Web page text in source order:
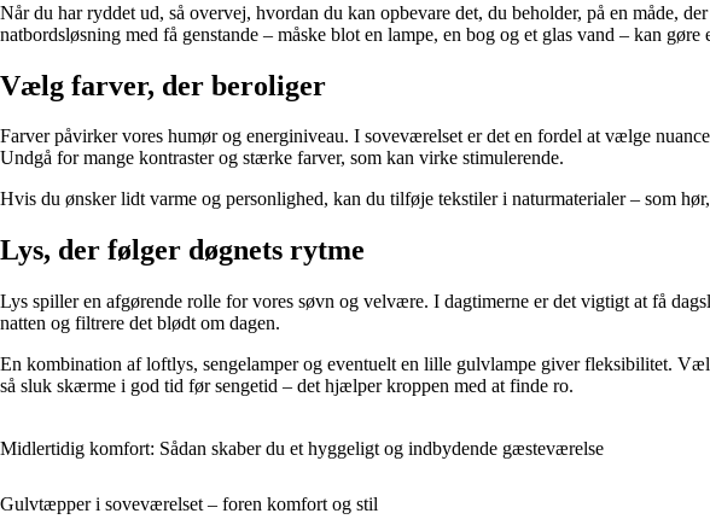
Når du har ryddet ud, så overvej, hvordan du kan opbevare det, du beholder, på en måde,
natbordsløsning med få genstande – måske blot en lampe, en bog og et glas vand – kan gøre
Vælg farver, der beroliger
Farver påvirker vores humør og energiniveau. I soveværelset er det en fordel at vælge
Undgå for mange kontraster og stærke farver, som kan virke stimulerende.
Hvis du ønsker lidt varme og personlighed, kan du tilføje tekstiler i naturmaterialer – som
Lys, der følger døgnets rytme
Lys spiller en afgørende rolle for vores søvn og velvære. I dagtimerne er det vigtigt at få
natten og filtrere det blødt om dagen.
En kombination af loftlys, sengelamper og eventuelt en lille gulvlampe giver fleksibilitet.
så sluk skærme i god tid før sengetid – det hjælper kroppen med at finde ro.
Midlertidig komfort: Sådan skaber du et hyggeligt og indbydende gæsteværelse
Gulvtæpper i soveværelset – foren komfort og stil